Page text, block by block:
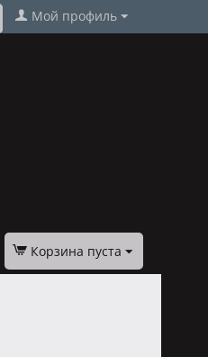
Мой профиль
Корзина пуста